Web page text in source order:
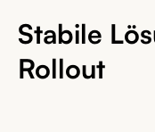
Stabile
Rollout